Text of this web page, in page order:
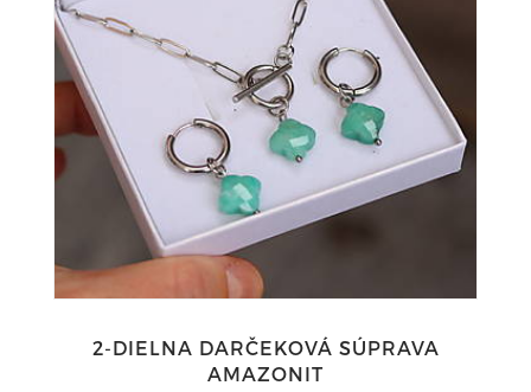
2-DIELNA DARČEKOVÁ SÚPRAVA
AMAZONIT